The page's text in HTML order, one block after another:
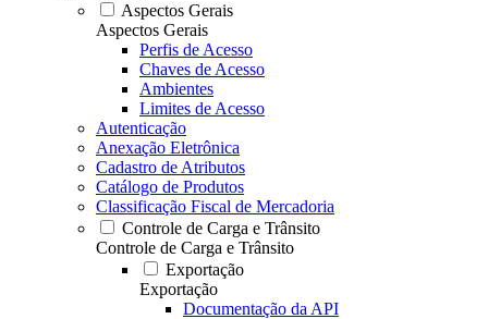
Aspectos Gerais
Aspectos Gerais
Perfis de Acesso
Chaves de Acesso
Ambientes
Limites de Acesso
Autenticação
Anexação Eletrônica
Cadastro de Atributos
Catálogo de Produtos
Classificação Fiscal de Mercadoria
Controle de Carga e Trânsito
Controle de Carga e Trânsito
Exportação
Exportação
Documentação da API